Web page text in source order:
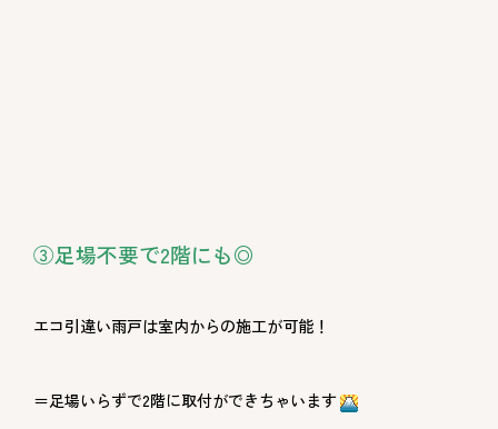
③足場不要で2階にも◎
エコ引違い雨戸は室内からの施工が可能！
＝足場いらずで2階に取付ができちゃいます